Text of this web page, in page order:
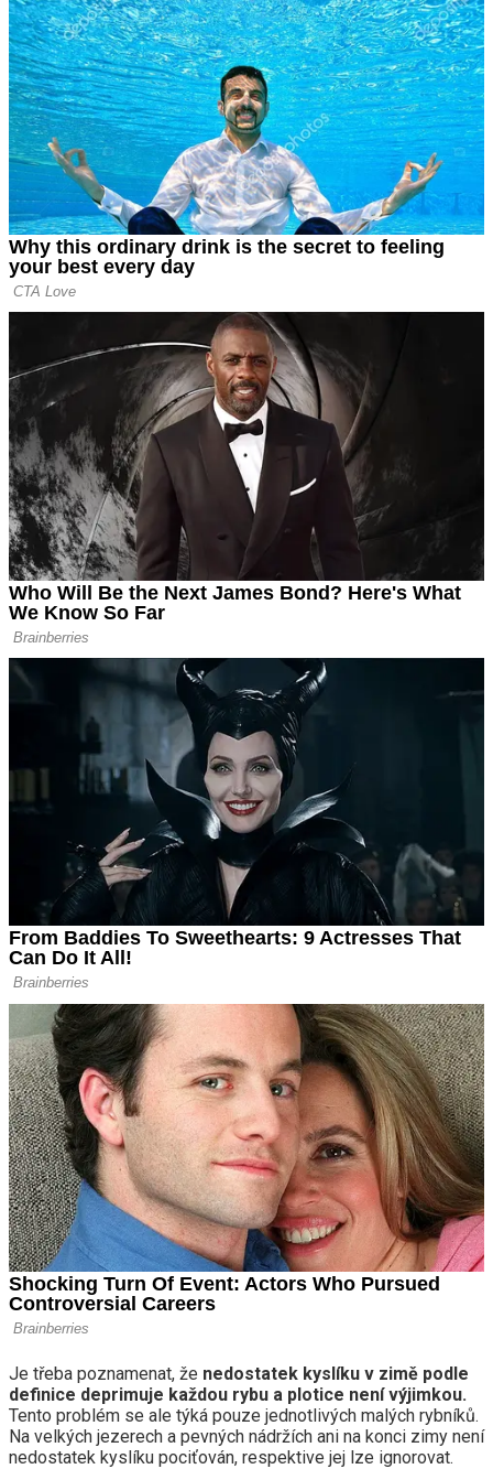
Je třeba poznamenat, že nedostatek kyslíku v zimě podle
definice deprimuje každou rybu a plotice není výjimkou.
Tento problém se ale týká pouze jednotlivých malých rybníků.
Na velkých jezerech a pevných nádržích ani na konci zimy není
nedostatek kyslíku pociťován, respektive jej lze ignorovat.